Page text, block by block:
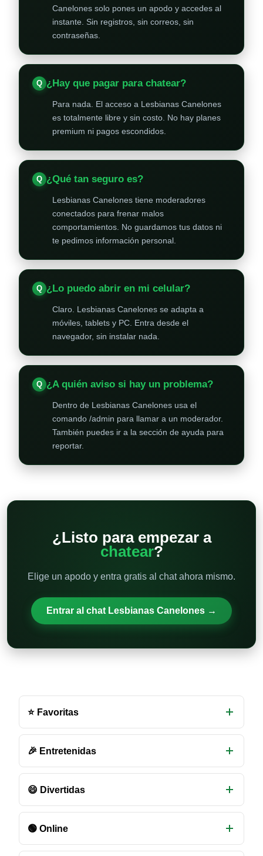
Canelones solo pones un apodo y accedes al
instante. Sin registros, sin correos, sin
contraseñas.
¿Hay que pagar para chatear?
Para nada. El acceso a Lesbianas Canelones
es totalmente libre y sin costo. No hay planes
premium ni pagos escondidos.
¿Qué tan seguro es?
Lesbianas Canelones tiene moderadores
conectados para frenar malos
comportamientos. No guardamos tus datos ni
te pedimos información personal.
¿Lo puedo abrir en mi celular?
Claro. Lesbianas Canelones se adapta a
móviles, tablets y PC. Entra desde el
navegador, sin instalar nada.
¿A quién aviso si hay un problema?
Dentro de Lesbianas Canelones usa el
comando /admin para llamar a un moderador.
También puedes ir a la sección de ayuda para
reportar.
¿Listo para empezar a
chatear?
Elige un apodo y entra gratis al chat ahora mismo.
Entrar al chat Lesbianas Canelones →
de
chat
disponibles
⭐ Favoritas
🎉 Entretenidas
😄 Divertidas
🟢 Online